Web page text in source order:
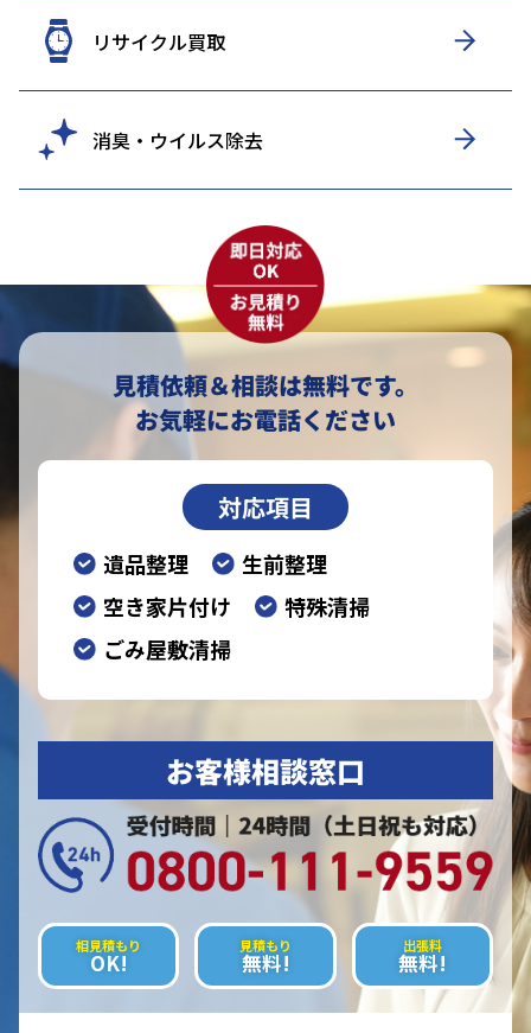
リサイクル買取
消臭・ウイルス除去
見積依頼＆相談は無料です。
お気軽にお電話ください
対応項目
遺品整理
生前整理
空き家片付け
特殊清掃
ごみ屋敷清掃
お客様相談窓口
相見積もり
OK!
見積もり
無料!
出張料
無料!